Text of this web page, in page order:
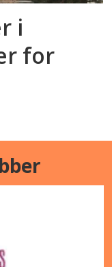
i
for